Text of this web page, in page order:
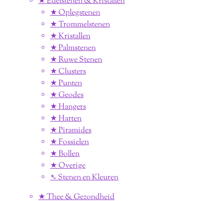
★ Oplegstenen
★ Trommelstenen
★ Kristallen
★ Palmstenen
★ Ruwe Stenen
★ Clusters
★ Punten
★ Geodes
★ Hangers
★ Harten
★ Piramides
★ Fossielen
★ Bollen
★ Overige
➴ Stenen en Kleuren
★ Thee & Gezondheid